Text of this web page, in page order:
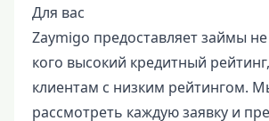
Для вас
Zaymigo предоставляет займы
кого высокий кредитный
клиентам с низким рейтингом.
рассмотреть каждую заявку и